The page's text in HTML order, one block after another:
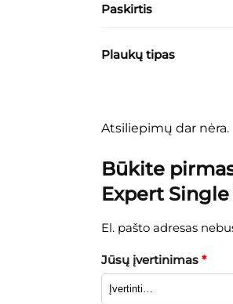
Paskirtis
Plaukų tipas
Atsiliepimų dar nėra.
Būkite
Expert
El. pašto adresas
Jūsų įvertinimas *